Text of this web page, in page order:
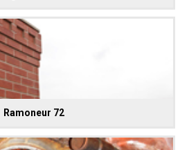
Ramoneur 72